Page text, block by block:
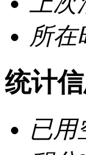
所在
统计
已用